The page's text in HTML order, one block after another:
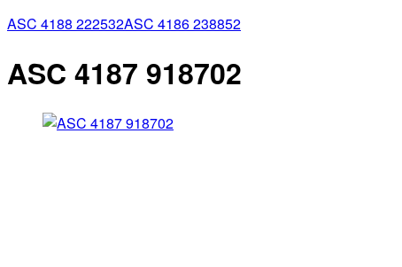
ASC 4188 222532ASC 4186 238852
ASC 4187 918702